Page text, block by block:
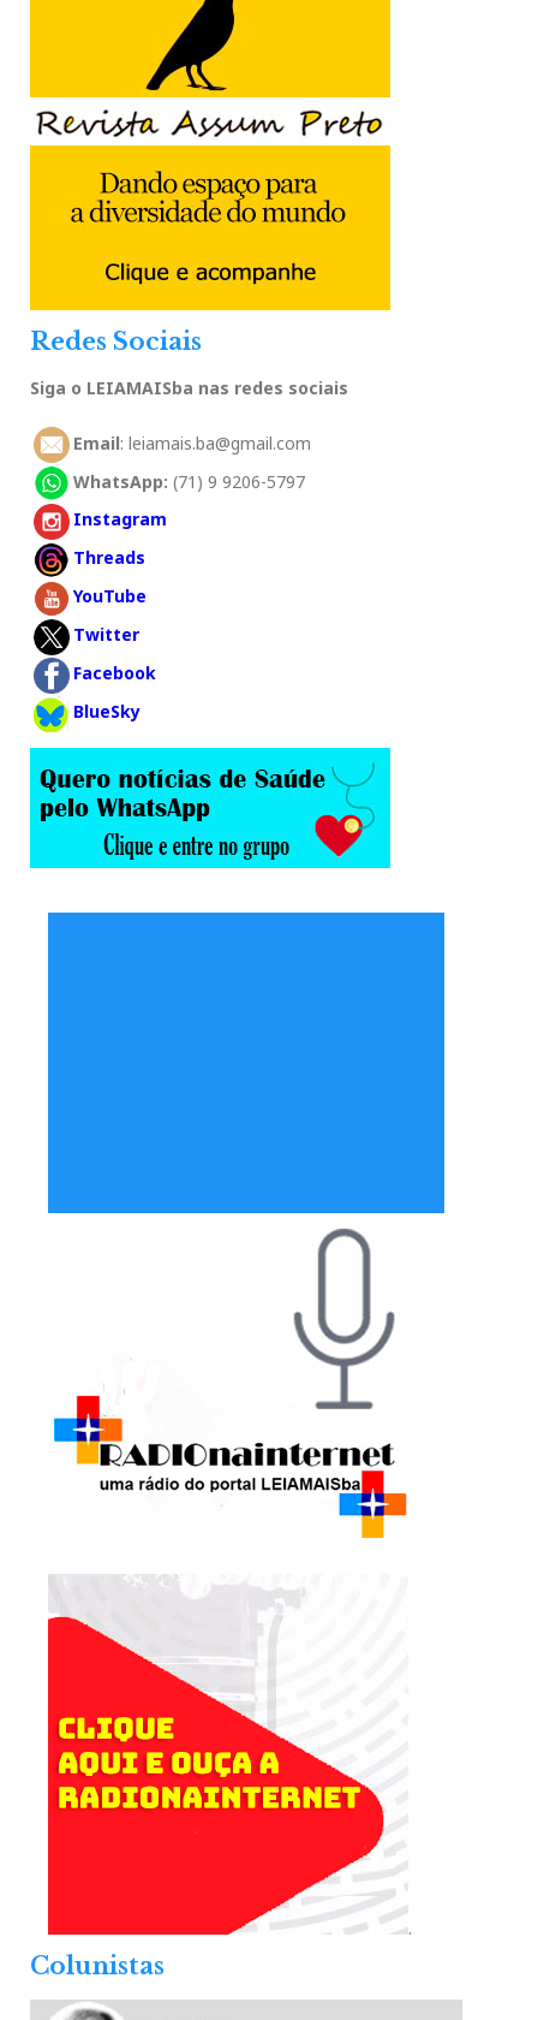
Redes Sociais
Siga o LEIAMAISba nas redes sociais
Email: leiamais.ba@gmail.com
WhatsApp: (71) 9 9206-5797
Instagram
Threads
YouTube
Twitter
Facebook
BlueSky
.
Colunistas